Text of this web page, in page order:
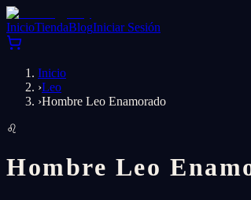
InicioTiendaBlogIniciar Sesión
Inicio
›Leo
›Hombre Leo Enamorado
♌
Hombre Leo